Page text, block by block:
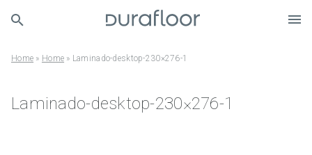
Home » Home » Laminado-desktop-230×276-1
Laminado-desktop-230×276-1